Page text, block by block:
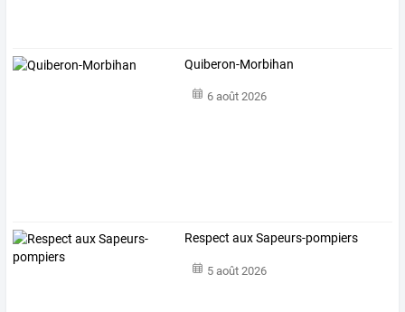
Quiberon-Morbihan
6 août 2026
Respect aux Sapeurs-pompiers
5 août 2026